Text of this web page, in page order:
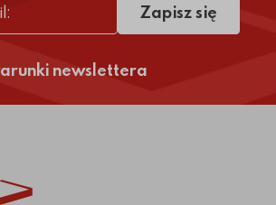
newslettera
Zapisz się